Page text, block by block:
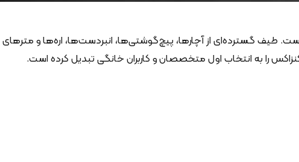
طیف گسترده‌ای از آچارها، پیچ‌گوشتی‌ها، انبردست‌ها، اره‌ها و مترهای
را به انتخاب اول متخصصان و کاربران خانگی تبدیل کرده است.